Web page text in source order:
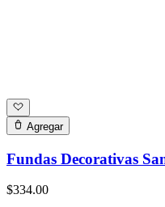
Agregar
Fundas Decorativas
$334.00